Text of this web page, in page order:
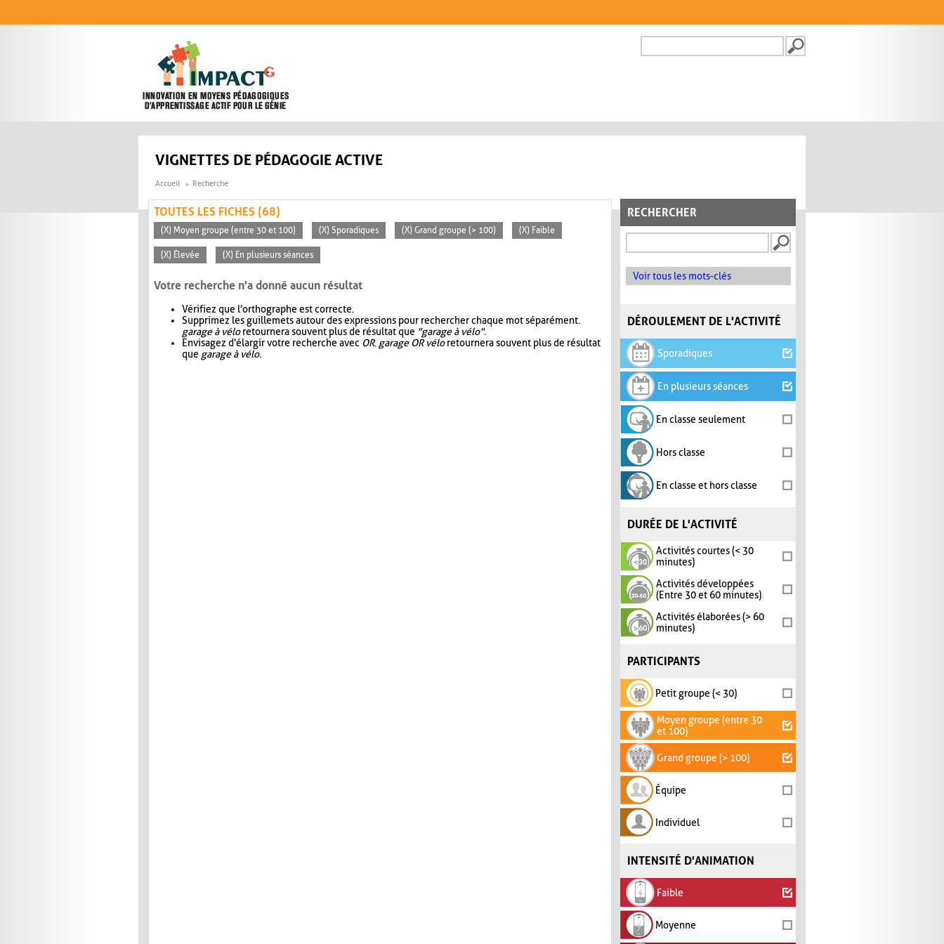
FORMULAIRE DE
VIGNETTES DE PÉDAGOGIE ACTIVE
Accueil Recherche
RECHERCHER
Voir tous les mots-clés
DÉROULEMENT DE L'ACTIVITÉ
Sporadiques
En plusieurs séances
En classe seulement
Hors classe
En classe et hors classe
DURÉE DE L'ACTIVITÉ
Activités courtes (< 30
minutes)
Activités développées
(Entre 30 et 60 minutes)
Activités élaborées (> 60
minutes)
PARTICIPANTS
Petit groupe (< 30)
Moyen groupe (entre 30
et 100)
Grand groupe (> 100)
Équipe
Individuel
INTENSITÉ D'ANIMATION
Faible
Moyenne
TOUTES LES FICHES (68)
(X) Moyen groupe (entre 30 et 100) (X) Sporadiques (X) Grand groupe (> 100) (X) Faible
(X) Élevée (X) En plusieurs séances
Votre recherche n'a donné aucun résultat
Vérifiez que l'orthographe est correcte.
Supprimez les guillemets autour des expressions pour rechercher chaque mot séparément.
garage à véloretournera souvent plus de résultat que "garage à vélo".
Envisagez d'élargir votre recherche avec OR. garage OR véloretournera souvent plus de résultat
que garage à vélo.